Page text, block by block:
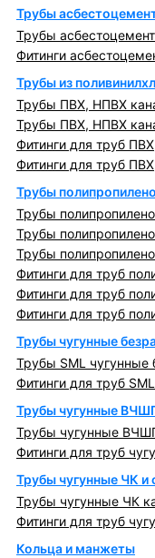
Трубы
Трубы
Фитинги
Трубы из
Трубы ПВХ, НПВХ
Трубы ПВХ, НПВХ
Фитинги для труб
Фитинги для труб
Трубы
Трубы
Трубы
Трубы
Фитинги для труб
Фитинги для труб
Фитинги для труб
Трубы чугунные
Трубы SML чугунные
Фитинги для труб
Трубы чугунные
Трубы чугунные
Фитинги для труб
Трубы чугунные ЧК и
Трубы чугунные ЧК
Фитинги для труб
Кольца и манжеты